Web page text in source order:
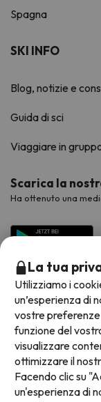
Spagna
SKI INFO
Blog, notizie e
Guida di sci
Viaggiare in
Scarica la
Ha ottenuto una
Metodi di
La tua
Utilizziamo i
un’esperienza di
vostre
funzione del
visualizzare
ottimizzare il
Facendo clic su
un'esperienza di